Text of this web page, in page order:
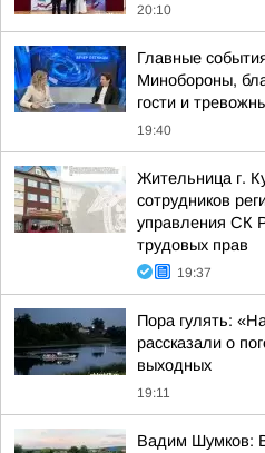
20:10
Главные
Минобороны,
гости и
19:40
Жительница г.
сотрудников
управления СК
трудовых прав
19:37
Пора гулять:
рассказали о
выходных
19:11
Вадим Шумков: